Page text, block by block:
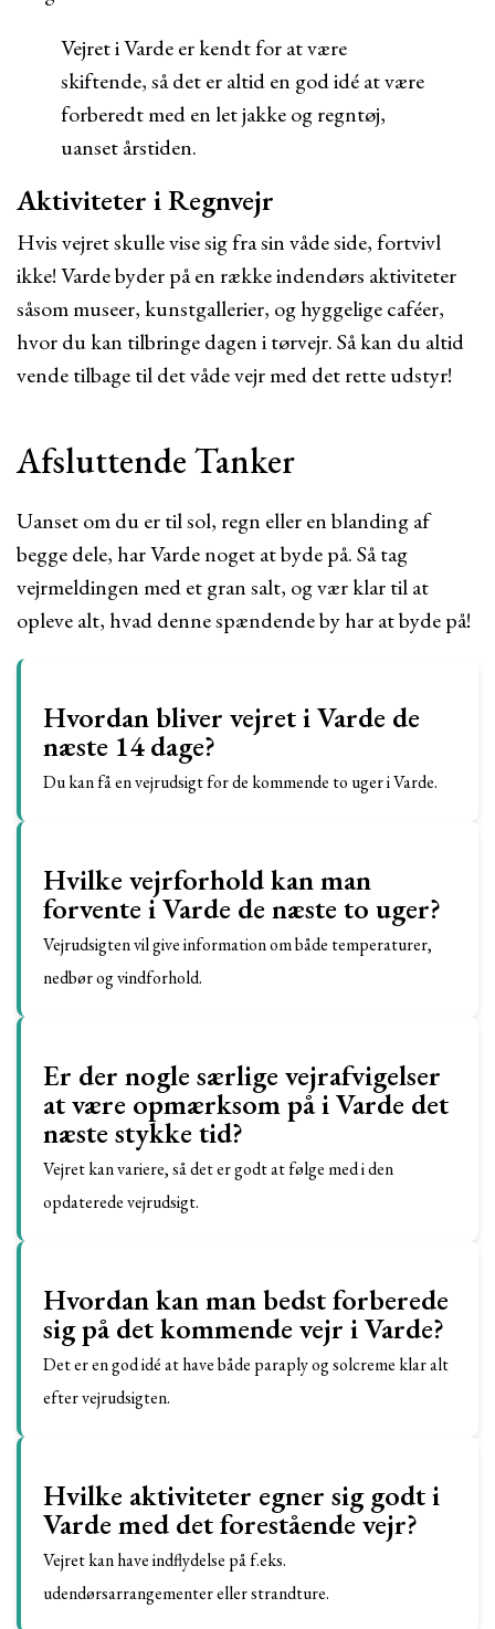
Vejret i Varde er kendt for at være
skiftende, så det er altid en god idé at være
forberedt med en let jakke og regntøj,
uanset årstiden.
Aktiviteter i Regnvejr
Hvis vejret skulle vise sig fra sin våde side, fortvivl
ikke! Varde byder på en række indendørs aktiviteter
såsom museer, kunstgallerier, og hyggelige caféer,
hvor du kan tilbringe dagen i tørvejr. Så kan du altid
vende tilbage til det våde vejr med det rette udstyr!
Afsluttende Tanker
Uanset om du er til sol, regn eller en blanding af
begge dele, har Varde noget at byde på. Så tag
vejrmeldingen med et gran salt, og vær klar til at
opleve alt, hvad denne spændende by har at byde på!
Hvordan bliver vejret i Varde de
næste 14 dage?
Du kan få en vejrudsigt for de kommende to uger i Varde.
Hvilke vejrforhold kan man
forvente i Varde de næste to uger?
Vejrudsigten vil give information om både temperaturer,
nedbør og vindforhold.
Er der nogle særlige vejrafvigelser
at være opmærksom på i Varde det
næste stykke tid?
Vejret kan variere, så det er godt at følge med i den
opdaterede vejrudsigt.
Hvordan kan man bedst forberede
sig på det kommende vejr i Varde?
Det er en god idé at have både paraply og solcreme klar alt
efter vejrudsigten.
Hvilke aktiviteter egner sig godt i
Varde med det forestående vejr?
Vejret kan have indflydelse på f.eks.
udendørsarrangementer eller strandture.